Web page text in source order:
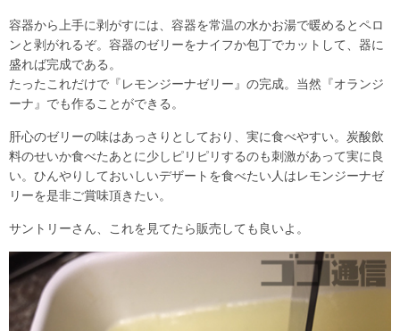
容器から上手に剥がすには、容器を常温の水かお湯で暖めるとペロ
ンと剥がれるぞ。容器のゼリーをナイフか包丁でカットして、器に
盛れば完成である。
たったこれだけで『レモンジーナゼリー』の完成。当然『オランジ
ーナ』でも作ることができる。
肝心のゼリーの味はあっさりとしており、実に食べやすい。炭酸飲
料のせいか食べたあとに少しピリピリするのも刺激があって実に良
い。ひんやりしておいしいデザートを食べたい人はレモンジーナゼ
リーを是非ご賞味頂きたい。
サントリーさん、これを見てたら販売しても良いよ。